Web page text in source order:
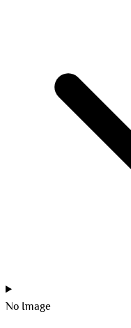
No Image